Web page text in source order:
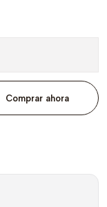
Comprar ahora